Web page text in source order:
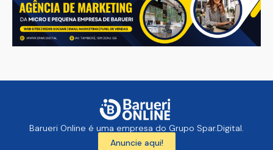
Barueri Online é uma empresa do Grupo Spar.Digital.
Anuncie aqui!